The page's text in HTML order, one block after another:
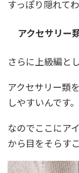
すっぽり隠れて
アクセサリー
さらに上級編と
アクセサリー類
しやすいんです。
なのでここにア
から目をそらす